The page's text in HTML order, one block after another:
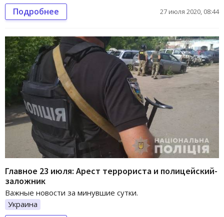
Подробнее 27 июля 2020, 08:44
Главное 23 июля: Арест террориста и полицейский-
заложник
Важные новости за минувшие сутки.
Украина